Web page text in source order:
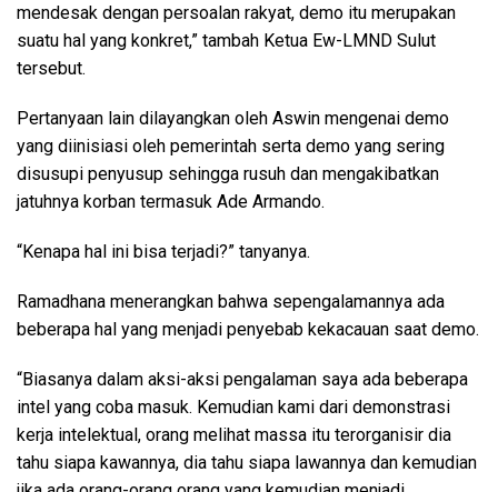
mendesak dengan persoalan rakyat, demo itu merupakan
suatu hal yang konkret,” tambah Ketua Ew-LMND Sulut
tersebut.
Pertanyaan lain dilayangkan oleh Aswin mengenai demo
yang diinisiasi oleh pemerintah serta demo yang sering
disusupi penyusup sehingga rusuh dan mengakibatkan
jatuhnya korban termasuk Ade Armando.
“Kenapa hal ini bisa terjadi?” tanyanya.
Ramadhana menerangkan bahwa sepengalamannya ada
beberapa hal yang menjadi penyebab kekacauan saat demo.
“Biasanya dalam aksi-aksi pengalaman saya ada beberapa
intel yang coba masuk. Kemudian kami dari demonstrasi
kerja intelektual, orang melihat massa itu terorganisir dia
tahu siapa kawannya, dia tahu siapa lawannya dan kemudian